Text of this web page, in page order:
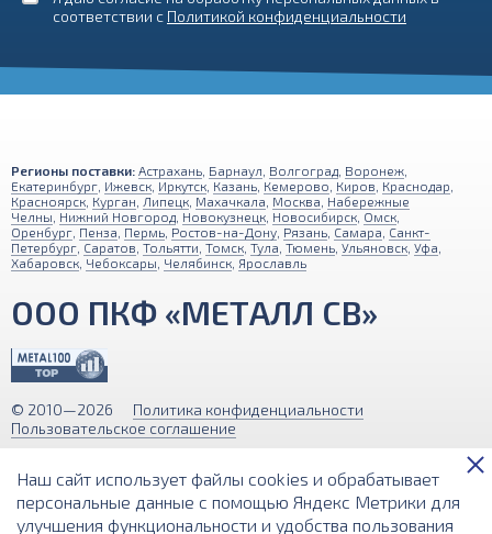
соответствии с Политикой конфиденциальности
Регионы поставки: Астрахань Барнаул Волгоград Воронеж
Екатеринбург Ижевск Иркутск Казань Кемерово Киров Краснодар
Красноярск Курган Липецк Махачкала Москва Набережные
Челны Нижний Новгород Новокузнецк Новосибирск Омск
Оренбург Пенза Пермь Ростов-на-Дону Рязань Самара Санкт-
Петербург Саратов Тольятти Томск Тула Тюмень Ульяновск Уфа
Хабаровск Чебоксары Челябинск Ярославль
ООО ПКФ «МЕТАЛЛ СВ»
© 2010—2026
Политика конфиденциальности
Пользовательское соглашение
на этом интернет-сайте носит исключительно информационный
характер и ни при каких условиях не является публичной офертой,
определяемой положениями Статьи 437 (2) Гражданского кодекса РФ.
Наш сайт использует файлы cookies и обрабатывает
персональные данные с помощью Яндекс Метрики для
улучшения функциональности и удобства пользования